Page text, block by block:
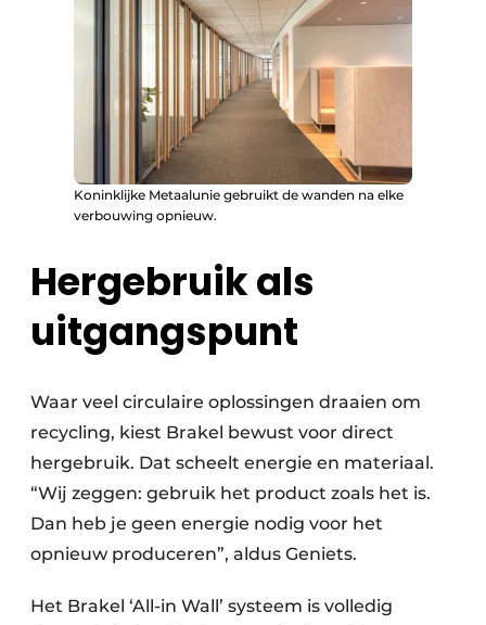
Koninklijke Metaalunie gebruikt de wanden na elke
verbouwing opnieuw.
Hergebruik als
uitgangspunt
Waar veel circulaire oplossingen draaien om
recycling, kiest Brakel bewust voor direct
hergebruik. Dat scheelt energie en materiaal.
“Wij zeggen: gebruik het product zoals het is.
Dan heb je geen energie nodig voor het
opnieuw produceren”, aldus Geniets.
Het Brakel ‘All-in Wall’ systeem is volledig